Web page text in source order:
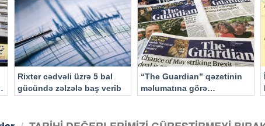
Rixter cədvəli üzrə 5 bal
gücündə zəlzələ baş verib
“The Guardian” qəzetinin
məlumatına görə…